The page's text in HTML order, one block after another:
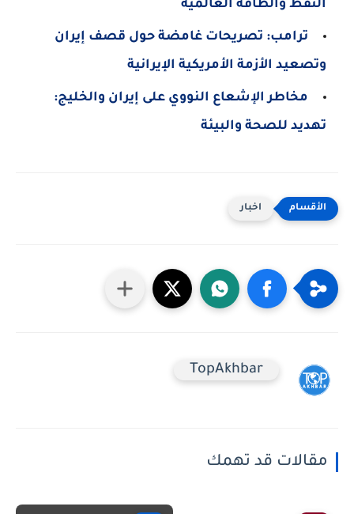
النفط والطاقة العالمية
ترامب: تصريحات غامضة حول قصف إيران
وتصعيد الأزمة الأمريكية الإيرانية
مخاطر الإشعاع النووي على إيران والخليج:
تهديد للصحة والبيئة
اخبار
TopAkhbar
مقالات قد تهمك